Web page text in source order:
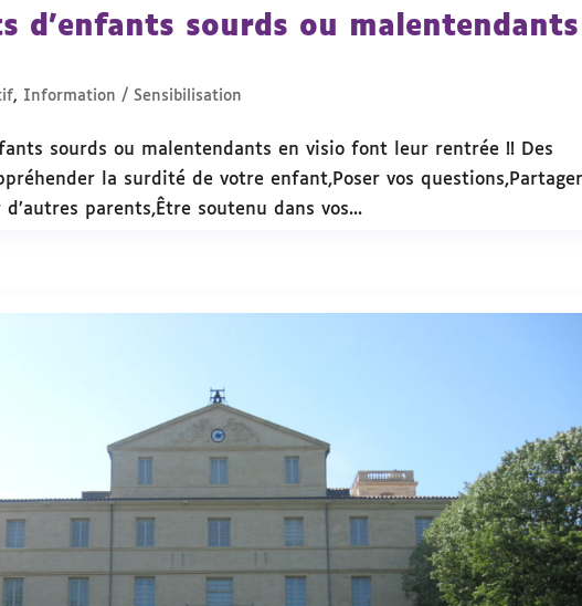
d’enfants sourds ou malentendants
, Information / Sensibilisation
sourds ou malentendants en visio font leur rentrée !! Des
la surdité de votre enfant,Poser vos
parents,Être soutenu dans vos...